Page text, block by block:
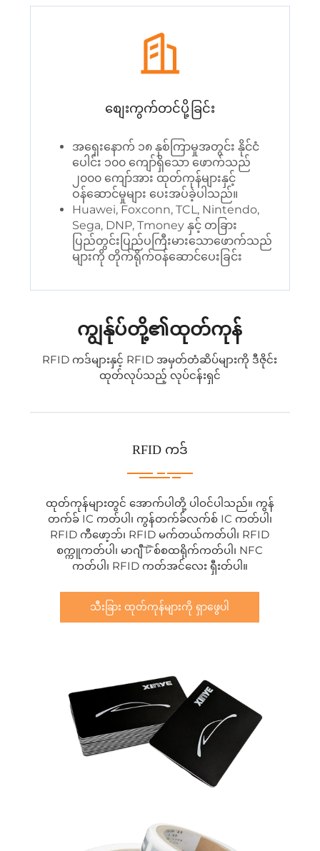
စျေးကွက်တင်ပို့ခြင်း
အရှေးနောက် ၁၈ နှစ်ကြာမှုအတွင်း နိုင်ငံ
ပေါင်း ၁၀၀ ကျော်ရှိသော ဖောက်သည်
၂၀၀၀ ကျော်အား ထုတ်ကုန်များနှင့်
ဝန်ဆောင်မှုများ ပေးအပ်ခဲ့ပါသည်။
Huawei, Foxconn, TCL, Nintendo,
Sega, DNP, Tmoney နှင့် တခြား
ပြည်တွင်းပြည်ပကြီးမားသောဖောက်သည်
များကို တိုက်ရိုက်ဝန်ဆောင်ပေးခြင်း
ကျွန်ုပ်တို့၏ထုတ်ကုန်
RFID ကဒ်များနှင့် RFID အမှတ်တံဆိပ်များကို ဒီဇိုင်း
ထုတ်လုပ်သည့် လုပ်ငန်းရှင်
RFID ကဒ်
ထုတ်ကုန်များတွင် အောက်ပါတို့ ပါဝင်ပါသည်။ ကွန်
တက်ခ် IC ကတ်ပါ၊ ကွန်တက်ခ်လက်စ် IC ကတ်ပါ၊
RFID ကီဖော့ဘ်၊ RFID မက်တယ်ကတ်ပါ၊ RFID
စက္ကူကတ်ပါ၊ မာဂျီটစ်စထရိုက်ကတ်ပါ၊ NFC
ကတ်ပါ၊ RFID ကတ်အင်လေး ရှီးတ်ပါ။
သီးခြား ထုတ်ကုန်များကို ရှာဖွေပါ